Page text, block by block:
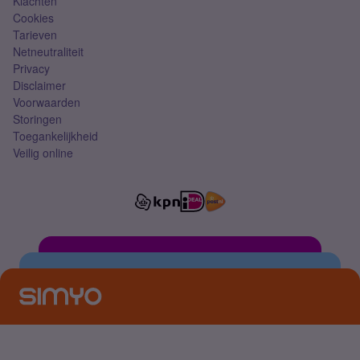
Cookies
Tarieven
Netneutraliteit
Privacy
Disclaimer
Voorwaarden
Storingen
Toegankelijkheid
Veilig online